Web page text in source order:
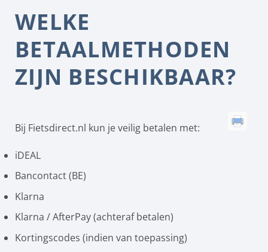
WELKE
BETAALMETHODEN
ZIJN BESCHIKBAAR?
Bij Fietsdirect.nl kun je veilig betalen met:
iDEAL
Bancontact (BE)
Klarna
Klarna / AfterPay (achteraf betalen)
Kortingscodes (indien van toepassing)